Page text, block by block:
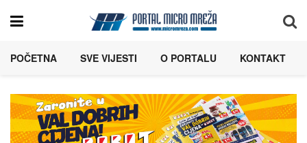
POČETNA SVE VIJESTI O PORTALU KONTAKT